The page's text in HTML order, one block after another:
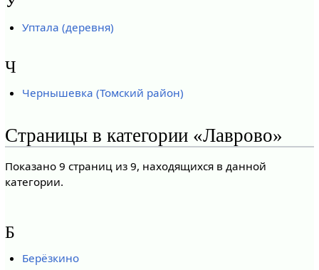
Уптала (деревня)
Ч
Чернышевка (Томский район)
Страницы в категории «Лаврово»
Показано 9 страниц из 9, находящихся в данной
категории.
Б
Берёзкино